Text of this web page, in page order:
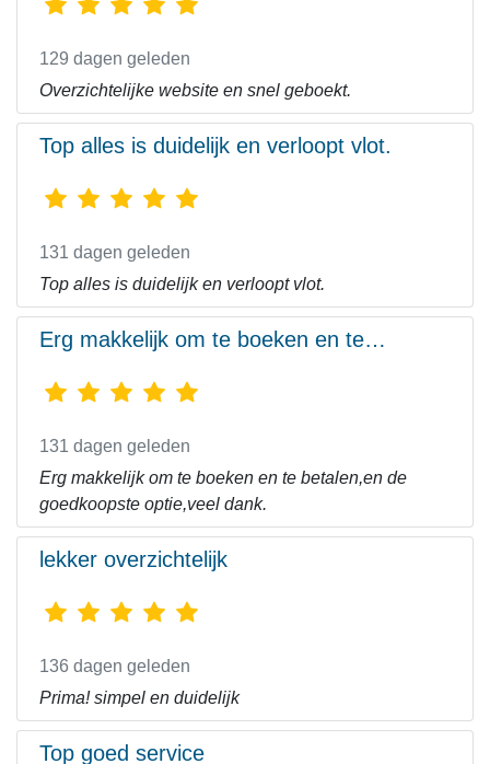
129 dagen geleden
Overzichtelijke website en snel geboekt.
Top alles is duidelijk en verloopt vlot.
131 dagen geleden
Top alles is duidelijk en verloopt vlot.
Erg makkelijk om te boeken en te…
131 dagen geleden
Erg makkelijk om te boeken en te betalen,en de
goedkoopste optie,veel dank.
lekker overzichtelijk
136 dagen geleden
Prima! simpel en duidelijk
Top goed service